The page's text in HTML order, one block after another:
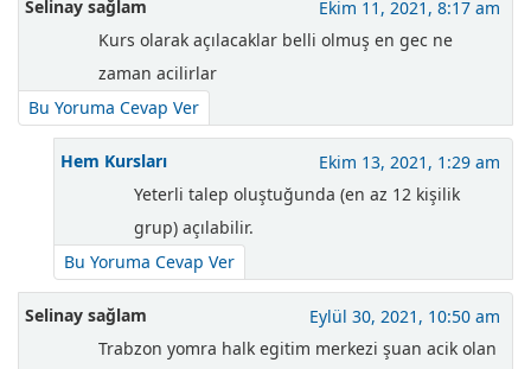
Selinay sağlam
Ekim 11, 2021, 8:17 am
Kurs olarak açılacaklar belli olmuş en gec ne
zaman acilirlar
Bu Yoruma Cevap Ver
Hem Kursları
Ekim 13, 2021, 1:29 am
Yeterli talep oluştuğunda (en az 12 kişilik
grup) açılabilir.
Bu Yoruma Cevap Ver
Selinay sağlam
Eylül 30, 2021, 10:50 am
Trabzon yomra halk egitim merkezi şuan acik olan